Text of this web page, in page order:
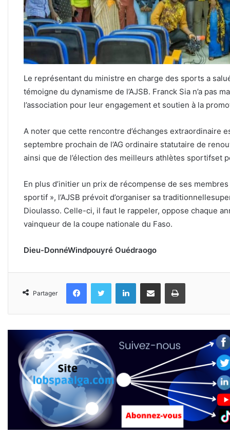
Le représentant du ministre en charge des sports a
témoigne du dynamisme de l’AJSB. Franck Sia n’a pas
l’association pour leur engagement et soutien à la
A noter que cette rencontre d’échanges extraordinaire
septembre prochain de l’AG ordinaire statutaire de
ainsi que de l’élection des meilleurs athlètes sportifset
En plus d’initier un prix de récompense de ses
sportif », l’AJSB prévoit d’organiser sa
Dioulasso. Celle-ci, il faut le rappeler, oppose chaque
vainqueur de la coupe nationale du Faso.
Dieu-DonnéWindpouyré Ouédraogo
Partager
FacebookTwitter LinkedinPartager par email Imprimer